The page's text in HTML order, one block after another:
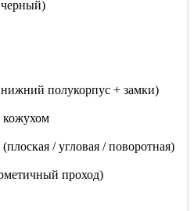
полукорпус + замки)
/ угловая / поворотная)
проход)